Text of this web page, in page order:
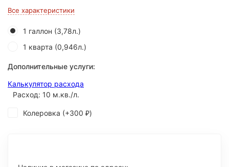
Все характеристики
1 галлон (3,78л.)
1 кварта (0,946л.)
Дополнительные услуги:
Калькулятор расхода
Расход: 10 м.кв./л.
Колеровка (+300 ₽)